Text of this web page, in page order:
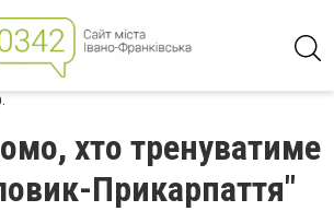
хто тренуватиме
Прикарпаття"